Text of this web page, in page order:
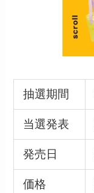
抽選期間
当選発表
発売日
価格